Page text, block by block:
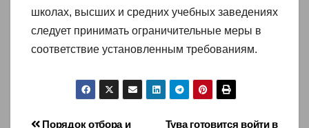
школах, высших и средних учебных заведениях
следует принимать ограничительные меры в
соответствие установленным требованиям.
Тува готовится войти в
Порядок отбора и